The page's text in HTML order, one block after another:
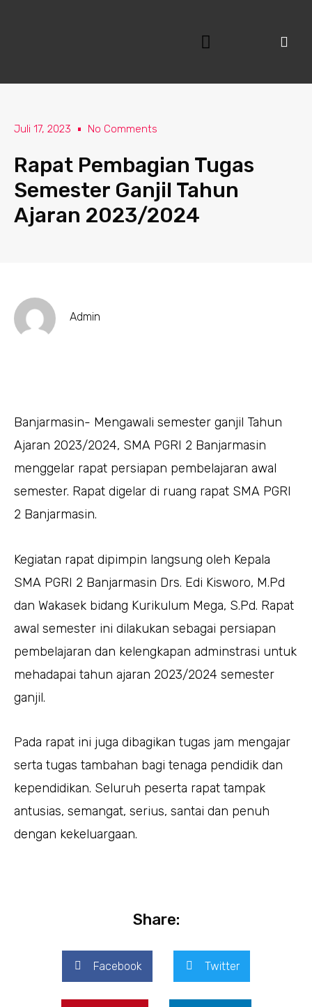
Juli 17, 2023 No Comments
Rapat Pembagian Tugas
Semester Ganjil Tahun
Ajaran 2023/2024
Admin
Banjarmasin- Mengawali semester ganjil Tahun
Ajaran 2023/2024, SMA PGRI 2 Banjarmasin
menggelar rapat persiapan pembelajaran awal
semester. Rapat digelar di ruang rapat SMA PGRI
2 Banjarmasin.
Kegiatan rapat dipimpin langsung oleh Kepala
SMA PGRI 2 Banjarmasin Drs. Edi Kisworo, M.Pd
dan Wakasek bidang Kurikulum Mega, S.Pd. Rapat
awal semester ini dilakukan sebagai persiapan
pembelajaran dan kelengkapan adminstrasi untuk
mehadapai tahun ajaran 2023/2024 semester
ganjil.
Pada rapat ini juga dibagikan tugas jam mengajar
serta tugas tambahan bagi tenaga pendidik dan
kependidikan. Seluruh peserta rapat tampak
antusias, semangat, serius, santai dan penuh
dengan kekeluargaan.
Share:
Facebook Twitter